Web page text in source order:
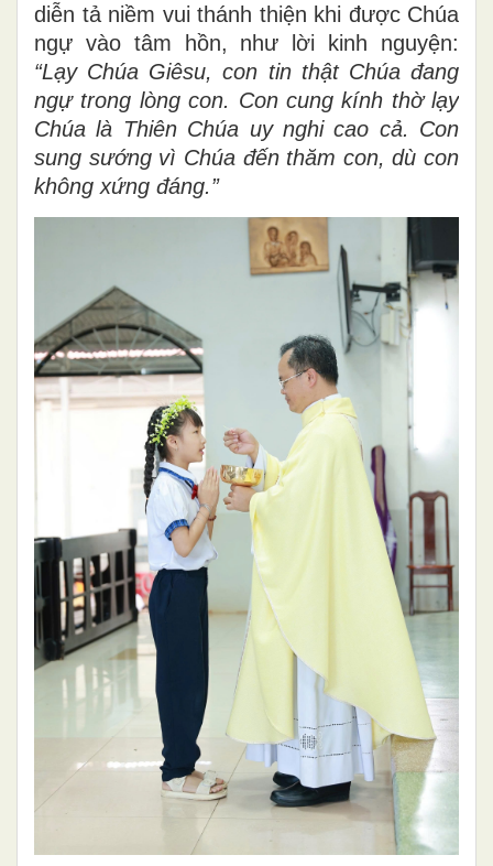
diễn tả niềm vui thánh thiện khi được Chúa
ngự vào tâm hồn, như lời kinh nguyện:
“Lạy Chúa Giêsu, con tin thật Chúa đang
ngự trong lòng con. Con cung kính thờ lạy
Chúa là Thiên Chúa uy nghi cao cả. Con
sung sướng vì Chúa đến thăm con, dù con
không xứng đáng.”